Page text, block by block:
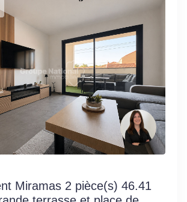
Miramas 2 pièce(s) 46.41